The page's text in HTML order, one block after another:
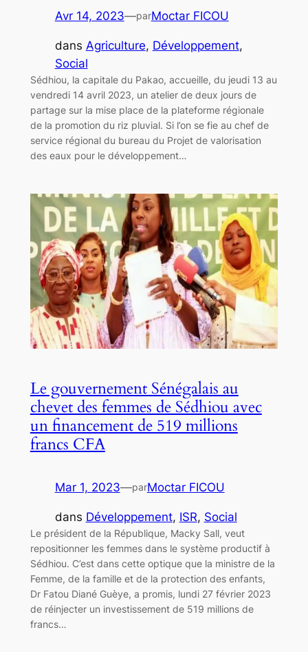
Avr 14, 2023—parMoctar FICOU
dans Agriculture, Développement
Social
Sédhiou, la capitale du Pakao, accueille, du jeudi 13 au
vendredi 14 avril 2023, un atelier de deux jours de
partage sur la mise place de la plateforme régionale
de la promotion du riz pluvial. Si l’on se fie au chef de
service régional du bureau du Projet de valorisation
des eaux pour le développement…
Le gouvernement Sénégalais au
chevet des femmes de Sédhiou avec
un financement de 519 millions
francs CFA
Mar 1, 2023—parMoctar FICOU
dans Développement, ISR, Social
Le président de la République, Macky Sall, veut
repositionner les femmes dans le système productif à
Sédhiou. C’est dans cette optique que la ministre de la
Femme, de la famille et de la protection des enfants,
Dr Fatou Diané Guèye, a promis, lundi 27 février 2023
de réinjecter un investissement de 519 millions de
francs…